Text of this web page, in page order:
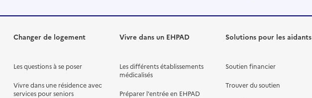
Changer de logement
Les questions à se poser
Vivre dans une résidence avec
services pour seniors
Vivre dans un EHPAD
Les différents établissements
médicalisés
Préparer l'entrée en EHPAD
Solutions pour les aidants
Soutien financier
Trouver du soutien